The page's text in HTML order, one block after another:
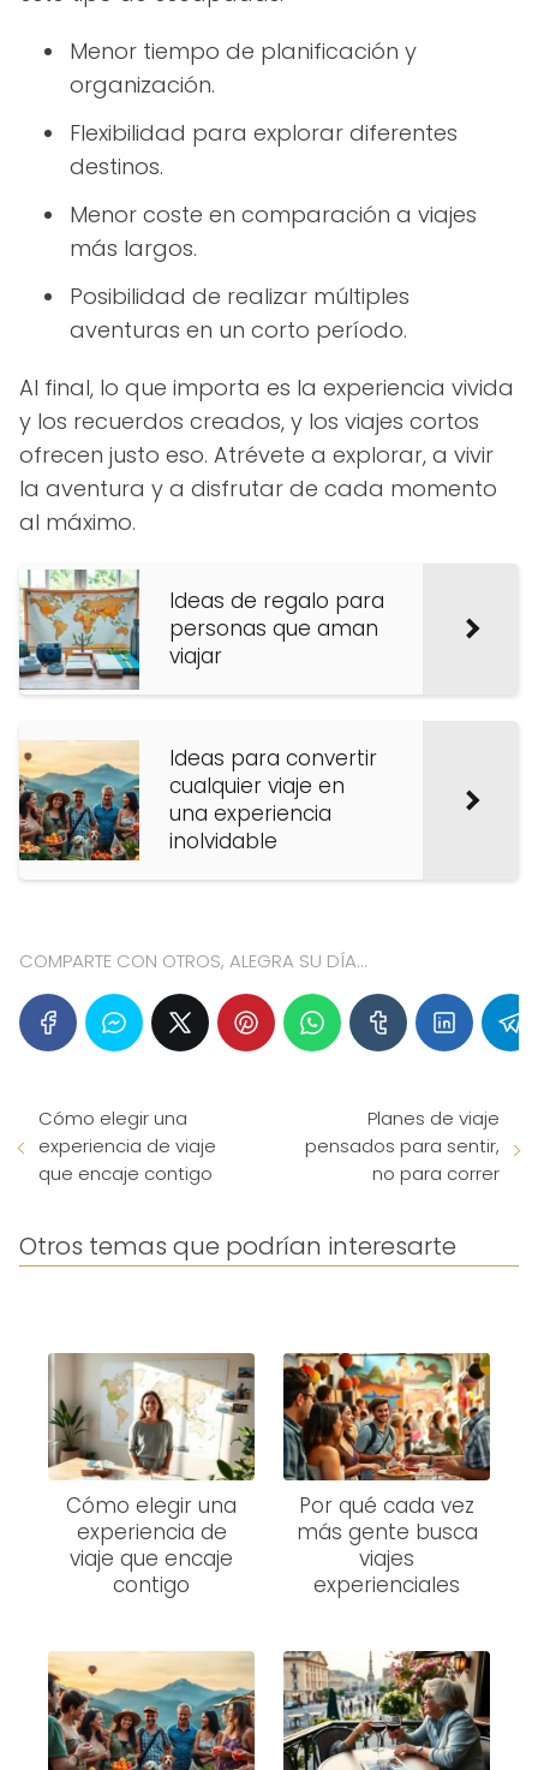
Menor tiempo de planificación y
organización.
Flexibilidad para explorar diferentes
destinos.
Menor coste en comparación a viajes
más largos.
Posibilidad de realizar múltiples
aventuras en un corto período.
Al final, lo que importa es la experiencia vivida
y los recuerdos creados, y los viajes cortos
ofrecen justo eso. Atrévete a explorar, a vivir
la aventura y a disfrutar de cada momento
al máximo.
Ideas de regalo para
personas que aman
viajar
Ideas para convertir
cualquier viaje en
una experiencia
inolvidable
COMPARTE CON OTROS, ALEGRA SU DÍA...
Cómo elegir una
experiencia de viaje
que encaje contigo
Planes de viaje
pensados para sentir,
no para correr
Otros temas que podrían interesarte
Cómo elegir una
experiencia de
viaje que encaje
contigo
Por qué cada vez
más gente busca
viajes
experienciales